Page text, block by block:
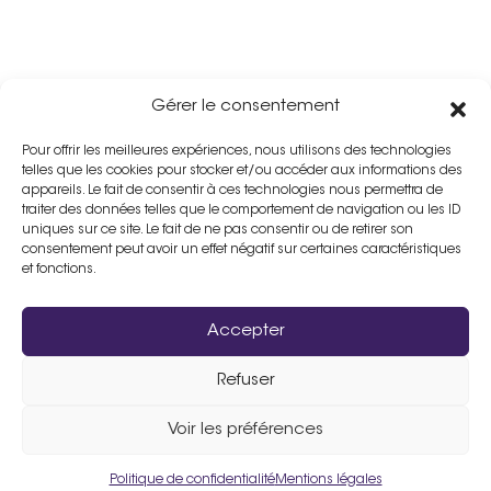
Gérer le consentement
Pour offrir les meilleures expériences, nous utilisons des technologies
telles que les cookies pour stocker et/ou accéder aux informations des
appareils. Le fait de consentir à ces technologies nous permettra de
traiter des données telles que le comportement de navigation ou les ID
uniques sur ce site. Le fait de ne pas consentir ou de retirer son
consentement peut avoir un effet négatif sur certaines caractéristiques
et fonctions.
Accepter
Refuser
Voir les préférences
Politique de confidentialitéMentions légales
Un site fièrement propulsé parFlers Agglo.